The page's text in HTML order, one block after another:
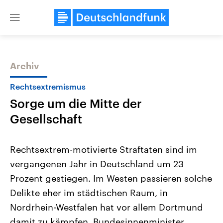
Close
Themen
Landtagswahl Sachsen-Anhalt
2026
Alle Informationen
Sachsen-Anhalt wählt am 6.
September 2026 einen neuen
Landtag. Seit 2021 wird das
Bundesland von einer Koalition aus
Aktuelle Beiträge,
Hintergründe
Wirtschaftlich und
gehören die Vereinigten
den mächtigsten Ländern
mit großem Einfluss auf
Archiv
Rechtsextremismus
Sorge um die Mitte der
Gesellschaft
Rechtsextrem-motivierte Straftaten sind im
vergangenen Jahr in Deutschland um 23
Prozent gestiegen. Im Westen passieren solche
Delikte eher im städtischen Raum, in
Nordrhein-Westfalen hat vor allem Dortmund